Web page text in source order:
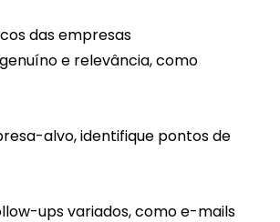
das empresas
e relevância, como
alvo, identifique pontos de
ups variados, como e-mails